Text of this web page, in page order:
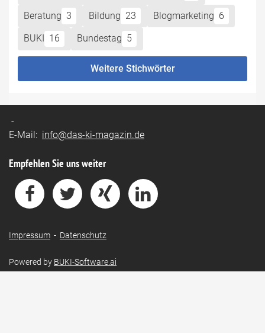
Beratung 3 Bildung 23 Blogmarketing 6
BUKI 16 Bundestag 5
Weitere Stichwörter
-
E-Mail: info@das-ki-magazin.de
Empfehlen Sie uns weiter
Impressum - Datenschutz
Powered by BUKI-Software.ai